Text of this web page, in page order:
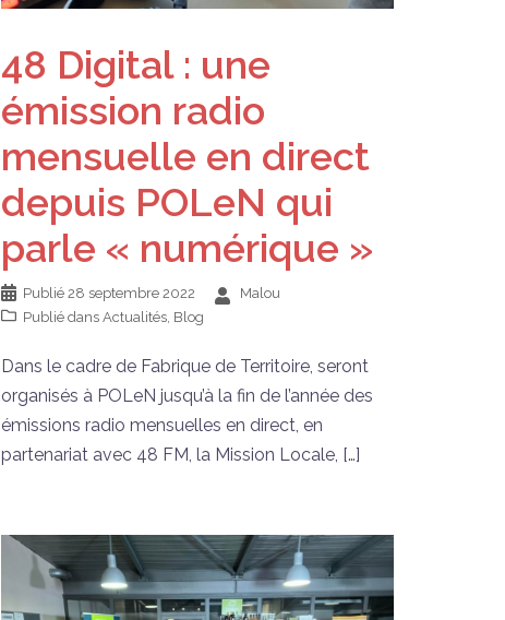
48 Digital : une
émission radio
mensuelle en direct
depuis POLeN qui
parle « numérique »
Publié 28 septembre 2022
Malou
Publié dans Actualités, Blog
Dans le cadre de Fabrique de Territoire, seront
organisés à POLeN jusqu’à la fin de l’année des
émissions radio mensuelles en direct, en
partenariat avec 48 FM, la Mission Locale, […]